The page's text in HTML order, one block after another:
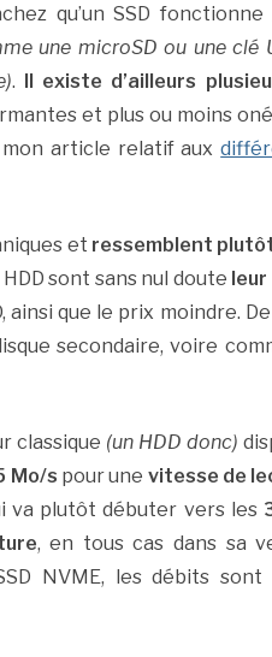
qu’un SSD
une microSD ou une clé
. Il existe d’ailleurs
et plus ou moins
article relatif aux
et ressemblent
sont sans nul doute
ainsi que le prix moindre.
secondaire, voire
classique (un HDD donc)
Mo/s pour une vitesse de
va plutôt débuter vers les
, en tous cas dans sa
NVME, les débits